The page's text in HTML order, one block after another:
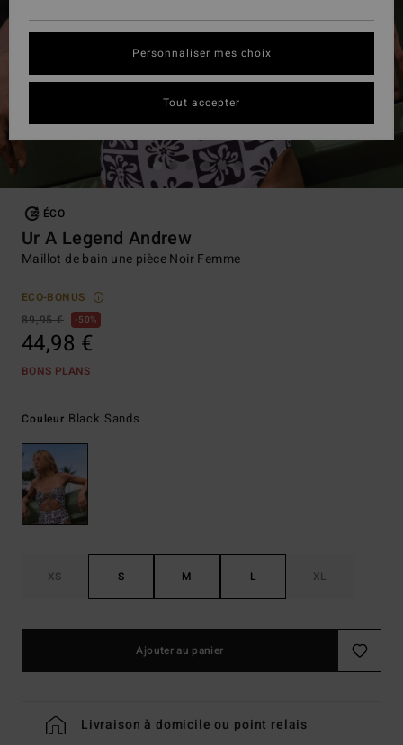
ÉCO
Ur A Legend Andrew
Maillot de bain une pièce Noir Femme
ECO-BONUS
89,95 €
50%
44,98 €
BONS PLANS
Couleur Black Sands
XS S M L XL
Ajouter au panier
Livraison à domicile ou point relais
Personnaliser mes choix
Tout accepter